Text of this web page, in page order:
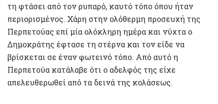
τη φτάσει από τον ρυπαρό, καυτό τόπο όπου ήταν
περιορισμένος. Χάρη στην ολόθερμη προσευχή της
Περπετούας επί μία ολόκληρη ημέρα και νύχτα ο
Δημοκράτης έφτασε τη στέρνα και τον είδε να
βρίσκεται σε έναν φωτεινό τόπο. Από αυτό η
Περπετούα κατάλαβε ότι ο αδελφός της είχε
απελευθερωθεί από τα δεινά της κολάσεως.